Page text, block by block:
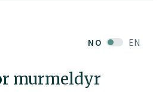
NO EN
murmeldyr